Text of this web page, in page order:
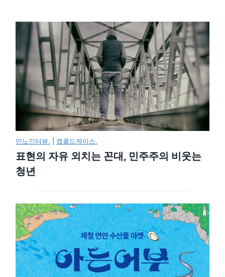
민노인터뷰. 캡콜드케이스.
표현의 자유 외치는 꼰대, 민주주의 비웃는
청년